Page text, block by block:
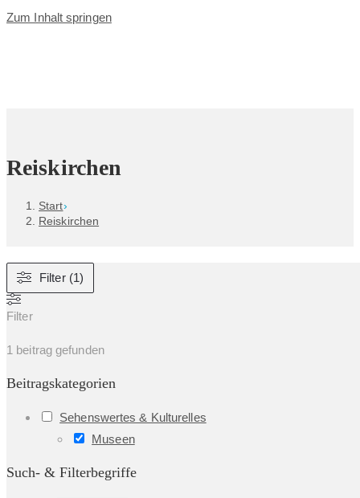
Zum Inhalt springen
Reiskirchen
Start›
Reiskirchen
Filter (1)
Filter
1 beitrag gefunden
Beitragskategorien
Sehenswertes & Kulturelles
Museen
Such- & Filterbegriffe